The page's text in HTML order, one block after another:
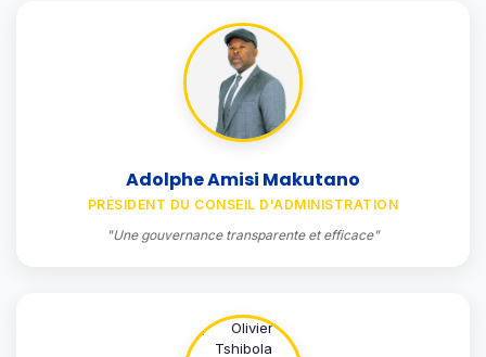
Adolphe Amisi Makutano
PRÉSIDENT DU CONSEIL D'ADMINISTRATION
"Une gouvernance transparente et efficace"